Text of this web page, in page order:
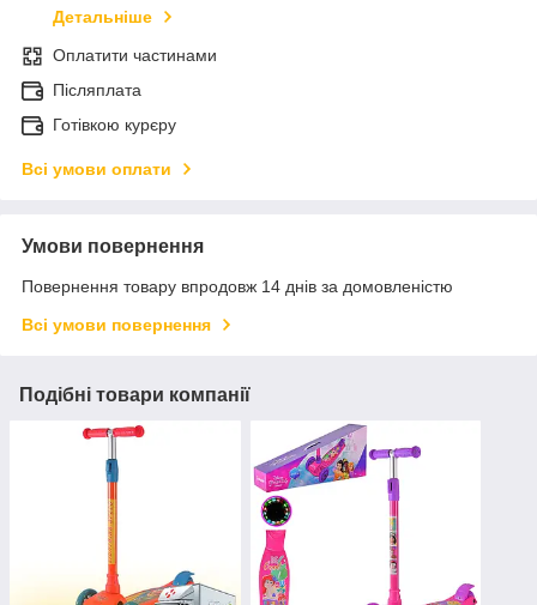
Детальніше
Оплатити частинами
Післяплата
Готівкою курєру
Всі умови оплати
Умови повернення
Повернення товару впродовж 14 днів за домовленістю
Всі умови повернення
Подібні товари компанії